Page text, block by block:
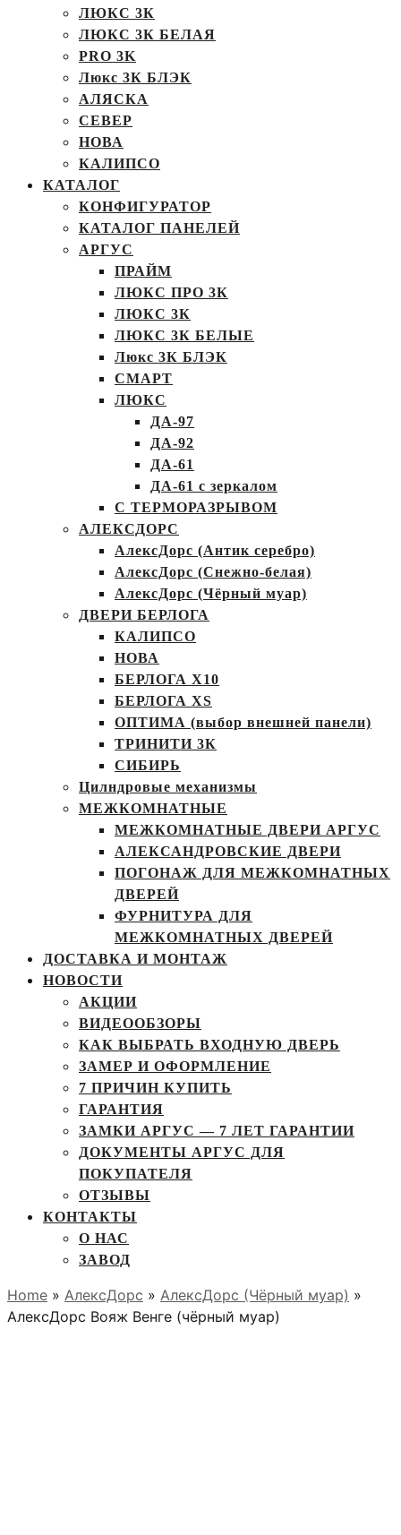
ЛЮКС 3К
ЛЮКС 3К БЕЛАЯ
PRO 3K
Люкс 3К БЛЭК
АЛЯСКА
СЕВЕР
НОВА
КАЛИПСО
КАТАЛОГ
КОНФИГУРАТОР
КАТАЛОГ ПАНЕЛЕЙ
АРГУС
ПРАЙМ
ЛЮКС ПРО 3К
ЛЮКС 3К
ЛЮКС 3К БЕЛЫЕ
Люкс 3К БЛЭК
СМАРТ
ЛЮКС
ДА-97
ДА-92
ДА-61
ДА-61 с зеркалом
С ТЕРМОРАЗРЫВОМ
АЛЕКСДОРС
АлексДорс (Антик серебро)
АлексДорс (Снежно-белая)
АлексДорс (Чёрный муар)
ДВЕРИ БЕРЛОГА
КАЛИПСО
НОВА
БЕРЛОГА Х10
БЕРЛОГА XS
ОПТИМА (выбор внешней панели)
ТРИНИТИ 3К
СИБИРЬ
Цилндровые механизмы
МЕЖКОМНАТНЫЕ
МЕЖКОМНАТНЫЕ ДВЕРИ АРГУС
АЛЕКСАНДРОВСКИЕ ДВЕРИ
ПОГОНАЖ ДЛЯ МЕЖКОМНАТНЫХ
ДВЕРЕЙ
ФУРНИТУРА ДЛЯ
МЕЖКОМНАТНЫХ ДВЕРЕЙ
ДОСТАВКА И МОНТАЖ
НОВОСТИ
АКЦИИ
ВИДЕООБЗОРЫ
КАК ВЫБРАТЬ ВХОДНУЮ ДВЕРЬ
ЗАМЕР И ОФОРМЛЕНИЕ
7 ПРИЧИН КУПИТЬ
ГАРАНТИЯ
ЗАМКИ АРГУС — 7 ЛЕТ ГАРАНТИИ
ДОКУМЕНТЫ АРГУС ДЛЯ
ПОКУПАТЕЛЯ
ОТЗЫВЫ
КОНТАКТЫ
О НАС
ЗАВОД
Home » АлексДорс » АлексДорс (Чёрный муар) »
АлексДорс Вояж Венге (чёрный муар)